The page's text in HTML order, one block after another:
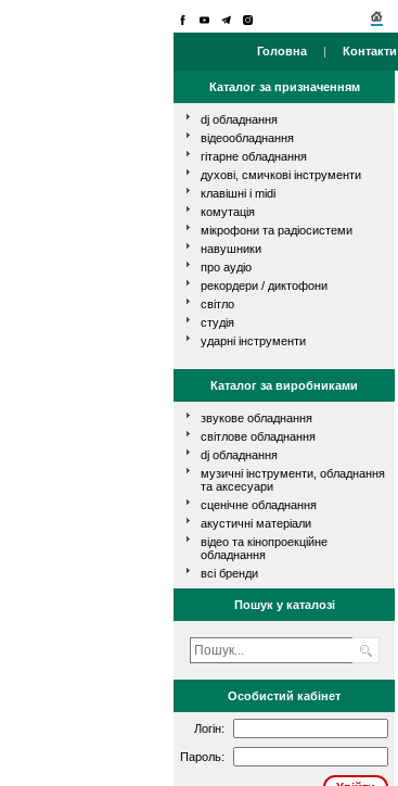
Головна | Контакти
Каталог за призначенням
dj обладнання
відеообладнання
гітарне обладнання
духові, смичкові інструменти
клавішні і midi
комутація
мікрофони та радіосистеми
навушники
про аудіо
рекордери / диктофони
світло
студія
ударні інструменти
Каталог за виробниками
звукове обладнання
світлове обладнання
dj обладнання
музичні інструменти, обладнання
та аксесуари
сценічне обладнання
акустичні матеріали
відео та кінопроекційне
обладнання
всі бренди
Пошук у каталозі
Особистий кабінет
Логін:
Пароль: